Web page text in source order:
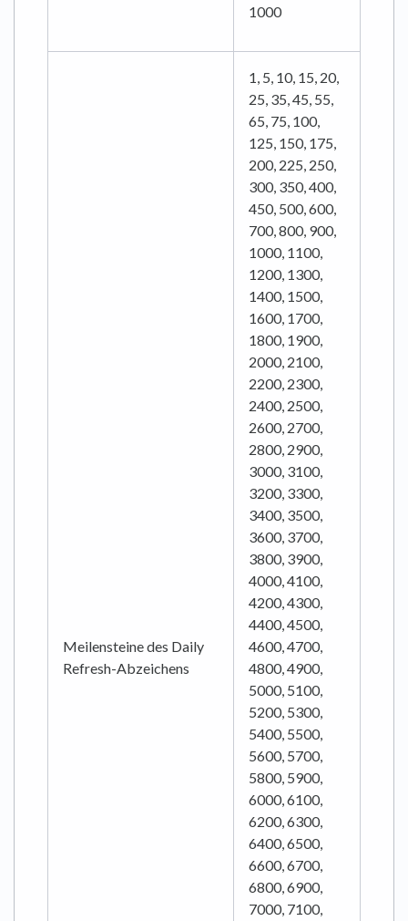
1000
Meilensteine des Daily
Refresh-Abzeichens
1, 5, 10, 15, 20,
25, 35, 45, 55,
65, 75, 100,
125, 150, 175,
200, 225, 250,
300, 350, 400,
450, 500, 600,
700, 800, 900,
1000, 1100,
1200, 1300,
1400, 1500,
1600, 1700,
1800, 1900,
2000, 2100,
2200, 2300,
2400, 2500,
2600, 2700,
2800, 2900,
3000, 3100,
3200, 3300,
3400, 3500,
3600, 3700,
3800, 3900,
4000, 4100,
4200, 4300,
4400, 4500,
4600, 4700,
4800, 4900,
5000, 5100,
5200, 5300,
5400, 5500,
5600, 5700,
5800, 5900,
6000, 6100,
6200, 6300,
6400, 6500,
6600, 6700,
6800, 6900,
7000, 7100,